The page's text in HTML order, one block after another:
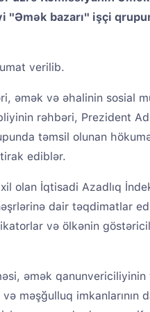
bazarı" işçi
verilib.
əmək və əhalinin sosial
rəhbəri, Prezident
təmsil olunan
ediblər.
olan İqtisadi Azadlıq
dair təqdimatlar
və ölkənin
əmək
və məşğulluq imkanlarının